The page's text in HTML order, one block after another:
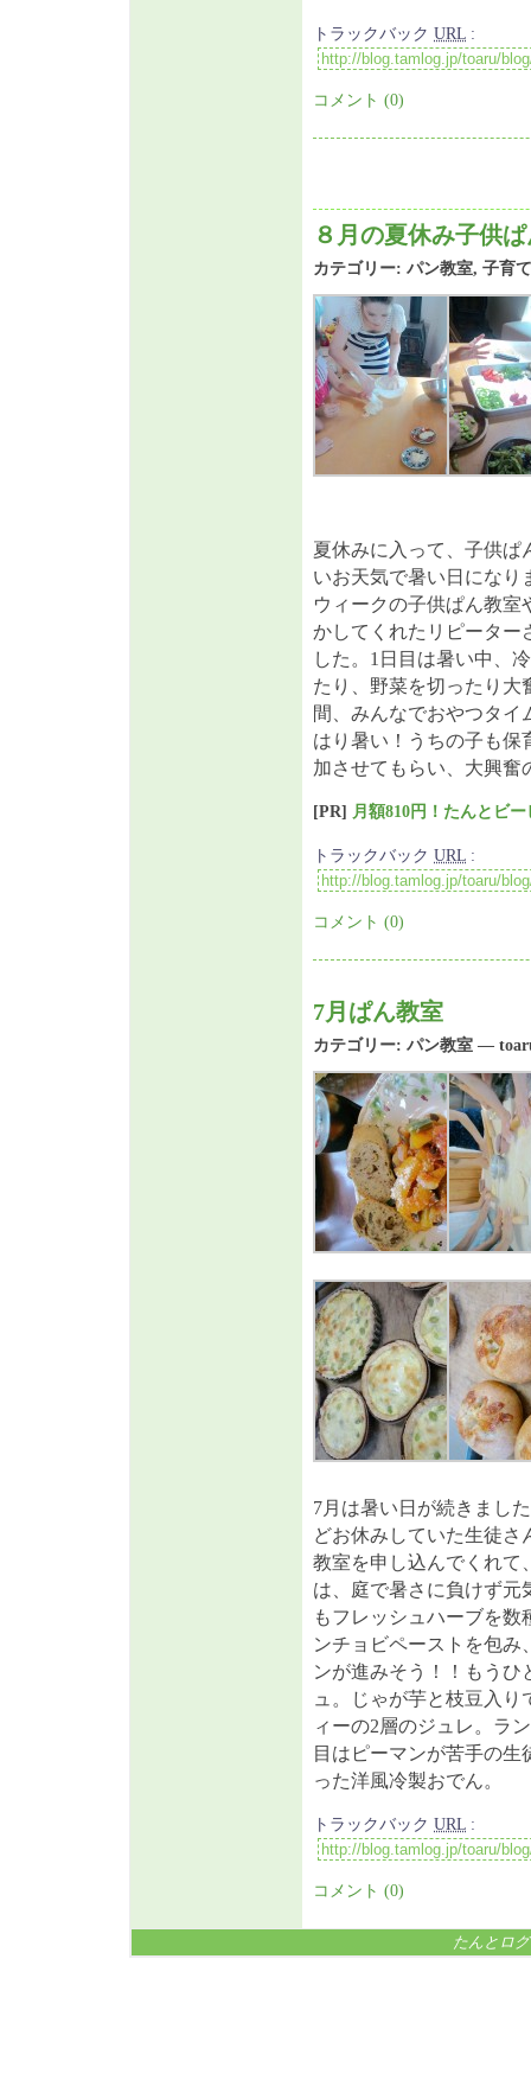
トラックバック URL :
コメント (0)
８月の夏休み子供
カテゴリー: パン教室, 子育て
夏休みに入って、子供ぱ
いお天気で暑い日になり
ウィークの子供ぱん教室
かしてくれたリピーター
した。1日目は暑い中、
たり、野菜を切ったり大
間、みんなでおやつタイ
はり暑い！うちの子も保
加させてもらい、大興奮
[PR] 月額810円！たんとビ
トラックバック URL :
コメント (0)
7月ぱん教室
カテゴリー: パン教室 —
7月は暑い日が続きまし
どお休みしていた生徒さ
教室を申し込んでくれて
は、庭で暑さに負けず元
もフレッシュハーブを
ンチョビペーストを包み
ンが進みそう！！もうひ
ュ。じゃが芋と枝豆入
ィーの2層のジュレ。ラ
目はピーマンが苦手の
った洋風冷製おでん。
トラックバック URL :
コメント (0)
たんとロ